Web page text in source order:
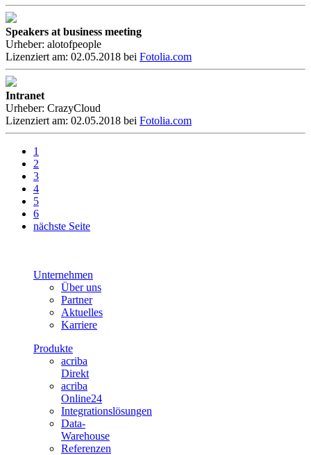
Speakers at business meeting
Urheber: alotofpeople
Lizenziert am: 02.05.2018 bei Fotolia.com
Intranet
Urheber: CrazyCloud
Lizenziert am: 02.05.2018 bei Fotolia.com
1
2
3
4
5
6
nächste Seite
Unternehmen
Über uns
Partner
Aktuelles
Karriere
Produkte
acriba
Direkt
acriba
Online24
Integrationslösungen
Data-
Warehouse
Referenzen